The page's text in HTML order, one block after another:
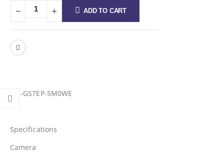
ADD TO CART
IPC-GS7EP-5M0WE
Specifications
Camera